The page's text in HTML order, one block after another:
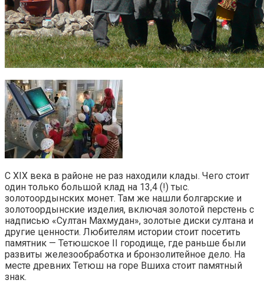
С XIX века в районе не раз находили клады. Чего стоит
один только большой клад на 13,4 (!) тыс.
золотоордынских монет. Там же нашли болгарские и
золотоордынские изделия, включая золотой перстень с
надписью «Султан Махмудан», золотые диски султана и
другие ценности. Любителям истории стоит посетить
памятник — Тетюшское II городище, где раньше были
развиты железообработка и бронзолитейное дело. На
месте древних Тетюш на горе Вшиха стоит памятный
знак.